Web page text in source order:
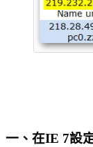
一、在IE 7設